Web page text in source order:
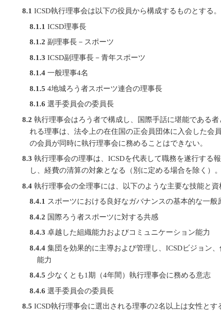
8.1 ICSD執行理事会は以下の役員から構成するものとする。
8.1.1 ICSD理事長
8.1.2 副理事長－スポーツ
8.1.3 ICSD副理事長－青年スポーツ
8.1.4 一般理事4名
8.1.5 4地城ろう者スポーツ連合の理事長
8.1.6 選手委員会の委員長
8.2 執行理事会はろう者で構成し、国際手話に堪能である
れる理事は、法令上の在住国の正会員団体に入会した会
の会員が同時に執行理事会に務めることはできない。
8.3 執行理事会の理事は、ICSDを代表して職務を遂行する
し、経費の清算の対象となる（別に定める場合を除く）
8.4 執行理事会の全理事には、以下のような主要な技能と
8.4.1 スポーツにおける良好なガバナンスの基本的な一
8.4.2 国際ろう者スポーツに対する共感
8.4.3 卓越した組織能力およびコミュニケーション能力
8.4.4 集団を効果的に主導および管理し、ICSDビジョン
能力
8.4.5 少なくとも1期（4年間）執行理事会に務める意志
8.4.6 選手委員会の委員長
8.5 ICSD執行理事会に選出される理事の2名以上は女性とす